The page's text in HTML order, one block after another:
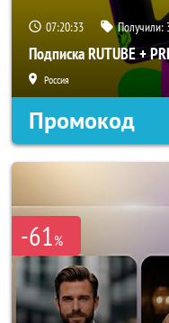
07:20:31 Получили:
Подписка RUTUBE +
Россия
Промокод
-61%